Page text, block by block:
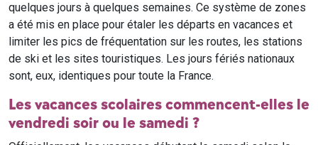
quelques jours à quelques semaines. Ce système de zones
a été mis en place pour étaler les départs en vacances et
limiter les pics de fréquentation sur les routes, les stations
de ski et les sites touristiques. Les jours fériés nationaux
sont, eux, identiques pour toute la France.
Les vacances scolaires commencent-elles le
vendredi soir ou le samedi ?